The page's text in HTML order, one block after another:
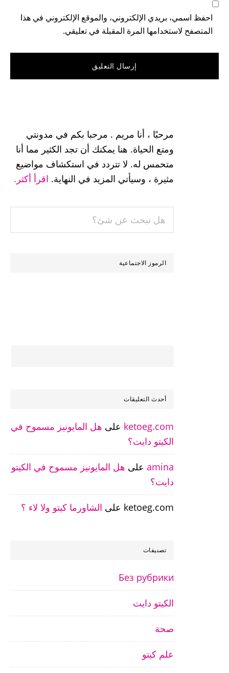
احفظ اسمي، بريدي الإلكتروني، والموقع الإلكتروني في هذا
المتصفح لاستخدامها المرة المقبلة في تعليقي.
الجانبية
الرئيسية
مرحبًا ، أنا مريم . مرحبا بكم في مدونتي
ومتع الحياة. هنا يمكنك أن تجد الكثير مما أنا
متحمس له. لا تتردد في استكشاف مواضيع
مثيرة ، وسيأتي المزيد في النهاية. اقرأ أكثر.
تبحث
شئ؟
الرموز الاجتماعية
أحدث التعليقات
ketoeg.com على هل المايونيز مسموح في
الكيتو دايت؟
amina على هل المايونيز مسموح في الكيتو
دايت؟
ketoeg.com على الشاورما كيتو ولا لاء ؟
تصنيفات
Без рубрики
الكيتو دايت
صحة
علم كيتو